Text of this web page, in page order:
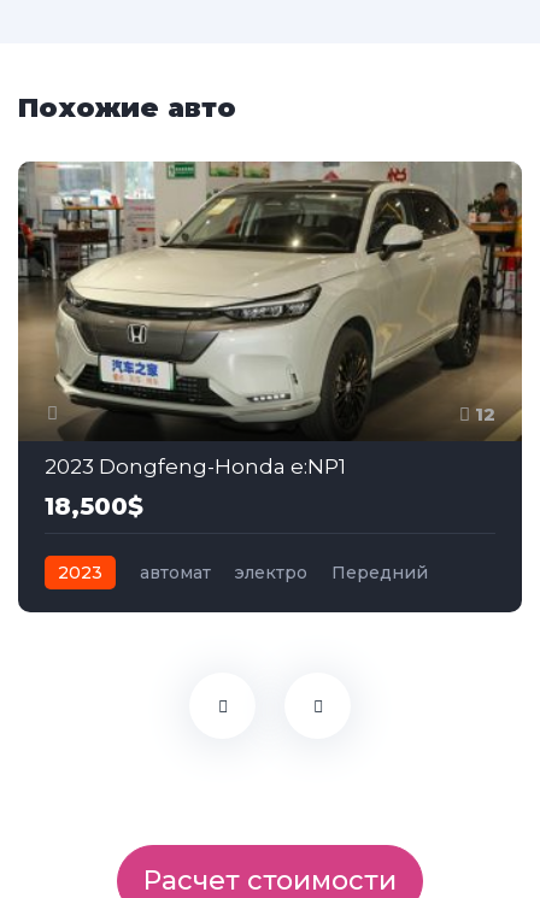
Похожие авто
12
2023 Dongfeng-Honda e:NP1
18,500$
2023 автомат электро Передний
Расчет стоимости